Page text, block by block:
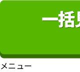
メニュー